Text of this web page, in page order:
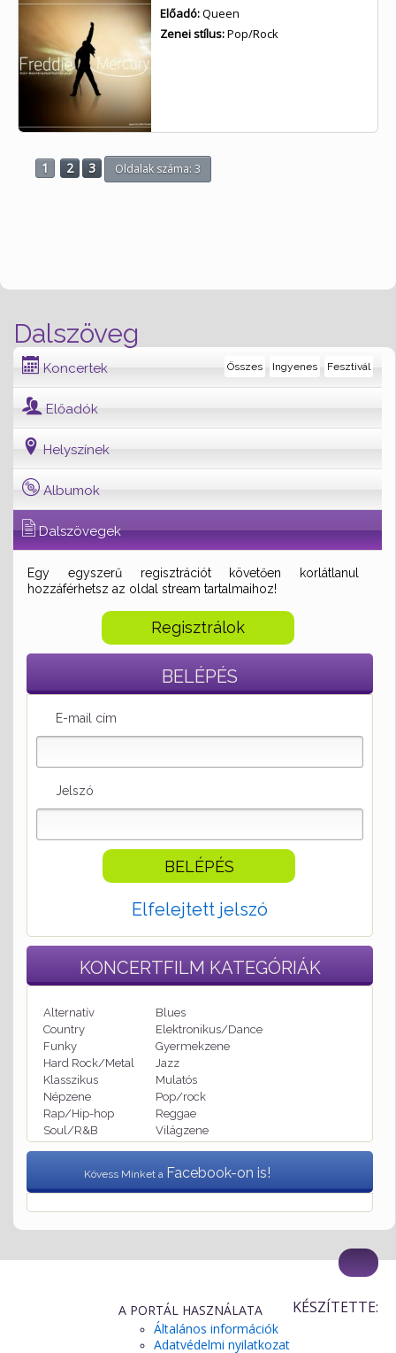
Dalszöveg
Koncertek Fesztivál
Ingyenes
Összes
Előadók
Helyszínek
Albumok
Dalszövegek
Egy egyszerű regisztrációt követően korlátlanul
hozzáférhetsz az oldal stream tartalmaihoz!
Regisztrálok
BELÉPÉS
E-mail cím
Jelszó
Elfelejtett jelszó
KONCERTFILM KATEGÓRIÁK
Alternatív
Blues
Country
Elektronikus/Dance
Funky
Gyermekzene
Hard Rock/Metal
Jazz
Klasszikus
Mulatós
Népzene
Pop/rock
Rap/Hip-hop
Reggae
Soul/R&B
Világzene
Kövess Minket a Facebook-on is!
Előadó:Queen
Zenei stílus:Pop/Rock
1 2 3 Oldalak száma: 3
A PORTÁL HASZNÁLATA
Általános információk
Adatvédelmi nyilatkozat
KÉSZÍTETTE: